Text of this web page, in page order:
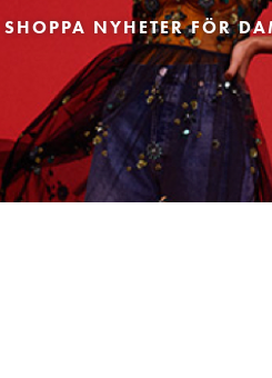
SHOPPA NYHETER FÖR